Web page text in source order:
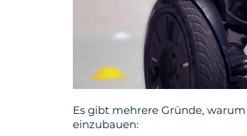
Es gibt mehrere Gründe,
einzubauen: